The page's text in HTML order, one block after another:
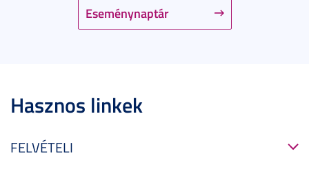
Eseménynaptár
Hasznos linkek
FELVÉTELI